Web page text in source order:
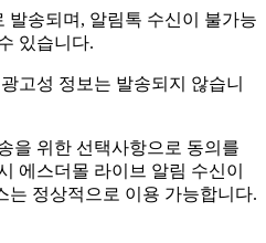
송되며, 알림톡 수신이 불가능
있습니다.
고성 정보는 발송되지 않습니
을 위한 선택사항으로 동의를
에스더몰 라이브 알림 수신이
는 정상적으로 이용 가능합니다.